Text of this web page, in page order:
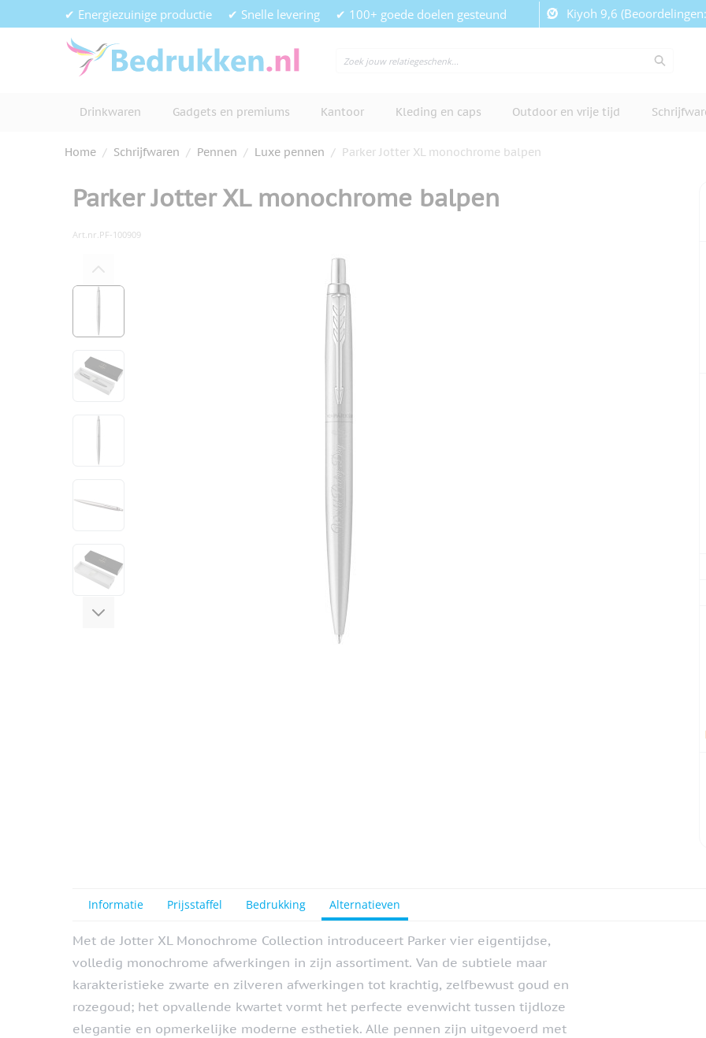
Ga naar de inhoud✔ Energiezuinige productie ✔ Snelle levering ✔ 100+ goede doelen gesteund Kiyoh 9,6
Drinkwaren Gadgets en premiums Kantoor Kleding en caps Outdoor en vrije tijd
Home / Schrijfwaren / Pennen / Luxe pennen / Parker Jotter XL monochrome balpen
Parker Jotter XL monochrome balpen
Art.nr.PF-100909
Klik om afbeelding op volledig scherm te bekijken
View larger image
View larger image
View larger image
View larger image
View larger image
Informatie Prijsstaffel Bedrukking Alternatieven
Met de Jotter XL Monochrome Collection introduceert Parker vier eigentijdse,
volledig monochrome afwerkingen in zijn assortiment. Van de subtiele maar
karakteristieke zwarte en zilveren afwerkingen tot krachtig, zelfbewust goud en
rozegoud; het opvallende kwartet vormt het perfecte evenwicht tussen tijdloze
elegantie en opmerkelijke moderne esthetiek. Alle pennen zijn uitgevoerd met